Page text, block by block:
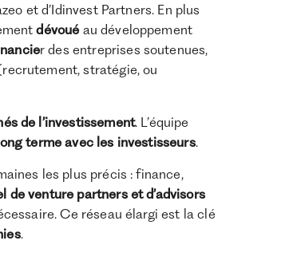
et d’Idinvest Partners. En plus
dévouéau développement
r des entreprises soutenues,
stratégie, ou
de l’investissement. L’équipe
terme avec les investisseurs.
les plus précis : finance,
de venture partners et d’advisors
Ce réseau élargi est la clé
.